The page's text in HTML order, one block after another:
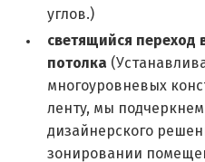
углов.)
светящийся переход
потолка
многоуровневых
ленту, мы
дизайнерского
зонировании